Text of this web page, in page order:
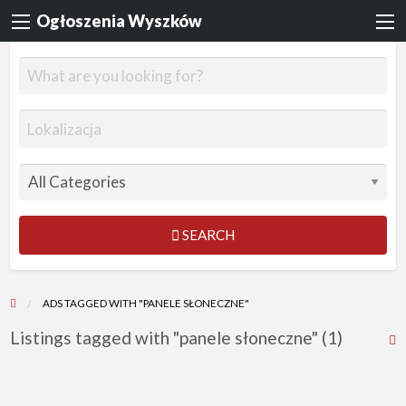
Ogłoszenia Wyszków
SEARCH
ADS TAGGED WITH "PANELE SŁONECZNE"
Listings tagged with "panele słoneczne" (1)